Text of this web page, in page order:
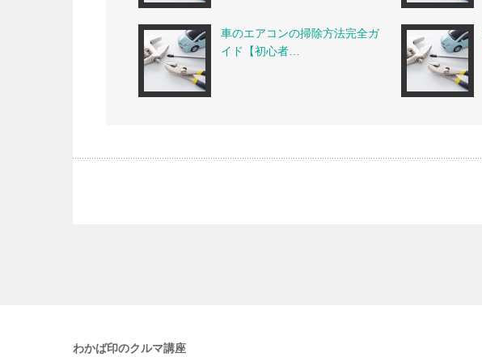
車のエアコンの掃除方法完全ガ
イド【初心者…
わかば印のクルマ講座